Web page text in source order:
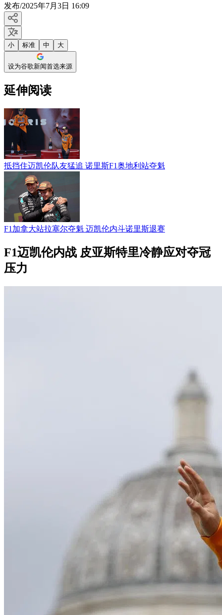
发布/2025年7月3日 16:09
小 标准 中 大
设为谷歌新闻首选来源
延伸阅读
抵挡住迈凯伦队友猛追 诺里斯F1奥地利站夺魁
F1加拿大站拉塞尔夺魁 迈凯伦内斗诺里斯退赛
F1迈凯伦内战 皮亚斯特里冷静应对夺冠
压力